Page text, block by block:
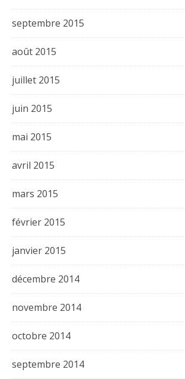
septembre 2015
août 2015
juillet 2015
juin 2015
mai 2015
avril 2015
mars 2015
février 2015
janvier 2015
décembre 2014
novembre 2014
octobre 2014
septembre 2014